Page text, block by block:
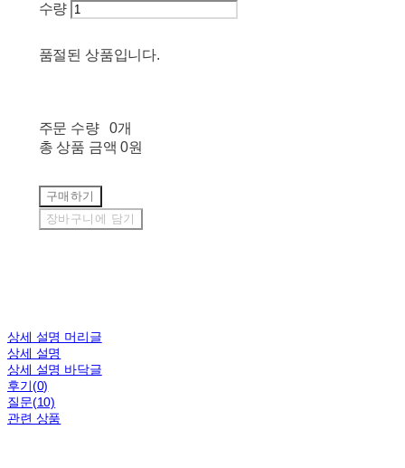
수량
품절된 상품입니다.
주문 수량
0개
총 상품 금액 0원
구매하기
장바구니에 담기
상세 설명 머리글
상세 설명
상세 설명 바닥글
후기(0)
질문(10)
관련 상품